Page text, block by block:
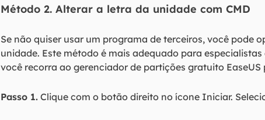
Método 2. Alterar a letra da unidade com CMD
Se não quiser usar um programa de terceiros, você pode
unidade. Este método é mais adequado para
você recorra ao gerenciador de partições gratuito EaseUS
Passo 1. Clique com o botão direito no ícone Iniciar.